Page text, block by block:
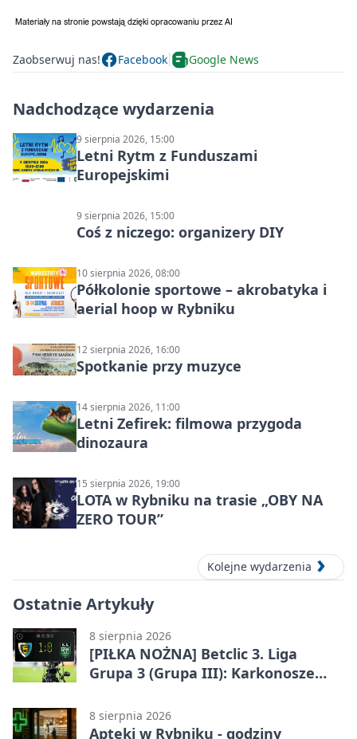
Zaobserwuj nas! Facebook Google News
Nadchodzące wydarzenia
9 sierpnia 2026, 15:00
Letni Rytm z Funduszami
Europejskimi
9 sierpnia 2026, 15:00
Coś z niczego: organizery DIY
10 sierpnia 2026, 08:00
Półkolonie sportowe – akrobatyka i
aerial hoop w Rybniku
12 sierpnia 2026, 16:00
Spotkanie przy muzyce
14 sierpnia 2026, 11:00
Letni Zefirek: filmowa przygoda
dinozaura
15 sierpnia 2026, 19:00
LOTA w Rybniku na trasie „OBY NA
ZERO TOUR”
Kolejne wydarzenia
Ostatnie Artykuły
8 sierpnia 2026
[PIŁKA NOŻNA] Betclic 3. Liga
Grupa 3 (Grupa III): Karkonosze
8 sierpnia 2026
Apteki w Rybniku - godziny